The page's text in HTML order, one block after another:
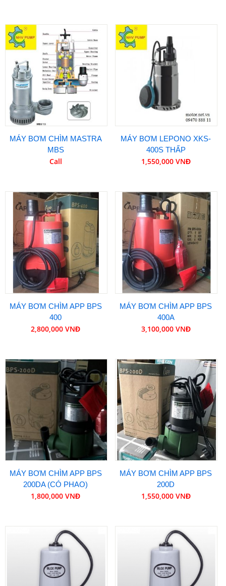
MÁY BƠM CHÌM MASTRA
MBS
Call
MÁY BƠM LEPONO XKS-
400S THẤP
1,550,000 VNĐ
MÁY BƠM CHÌM APP BPS
400
2,800,000 VNĐ
MÁY BƠM CHÌM APP BPS
400A
3,100,000 VNĐ
MÁY BƠM CHÌM APP BPS
200DA (CÓ PHAO)
1,800,000 VNĐ
MÁY BƠM CHÌM APP BPS
200D
1,550,000 VNĐ